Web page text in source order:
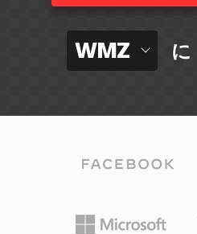
WMZ に